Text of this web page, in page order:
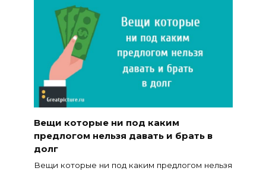
Вещи которые ни под каким
предлогом нельзя давать и брать в
долг
Вещи которые ни под каким предлогом нельзя